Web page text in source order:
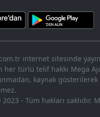
internet sitesinde
her türlü telif hakkı Mega
kaynak
- Tüm hakları saklıdır.